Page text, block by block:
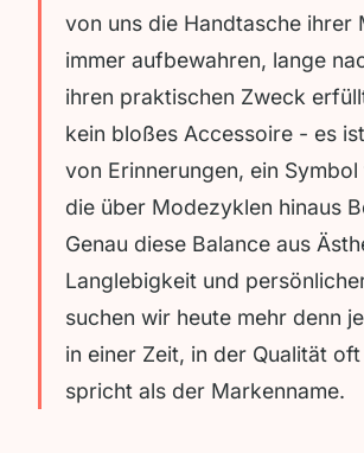
von uns die Handtasche ihrer
immer aufbewahren, lange
ihren praktischen Zweck
kein bloßes Accessoire - es
von Erinnerungen, ein
die über Modezyklen hinaus
Genau diese Balance aus
Langlebigkeit und
suchen wir heute mehr denn
in einer Zeit, in der Qualität
spricht als der Markenname.